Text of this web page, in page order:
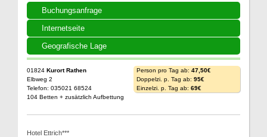
Buchungsanfrage
Internetseite
Geografische Lage
01824 Kurort Rathen
Elbweg 2
Telefon: 035021 68524
104 Betten + zusätzlich Aufbettung
Person pro Tag ab: 47,50€
Doppelzi. p. Tag ab: 95€
Einzelzi. p. Tag ab: 69€
Hotel Ettrich***